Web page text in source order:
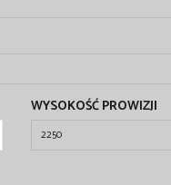
WYSOKOŚĆ PROWIZJI